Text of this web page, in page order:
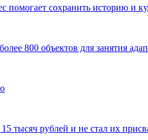
помогает сохранить историю и
800 объектов для занятия
тысяч рублей и не стал их